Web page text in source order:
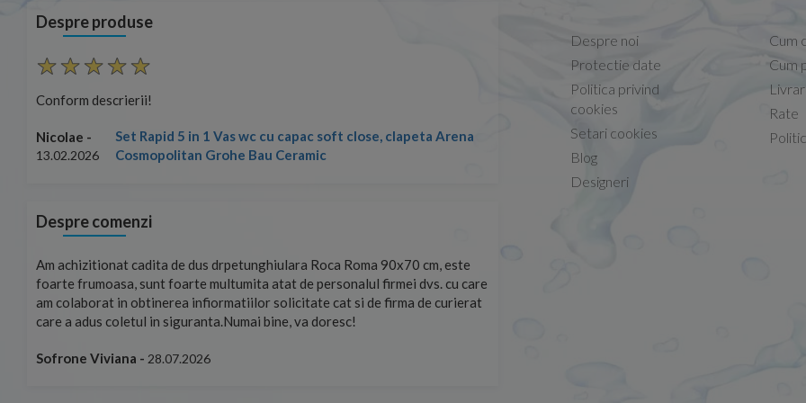
Despre produse
Conform descrierii!
Nicolae -
13.02.2026
Set Rapid 5 in 1 Vas wc cu capac soft close, clapeta Arena
Cosmopolitan Grohe Bau Ceramic
Conform descrierii!
13.02.2026
Despre comenzi
Am achizitionat cadita de dus drpetunghiulara Roca Roma 90x70 cm, este
foarte frumoasa, sunt foarte multumita atat de personalul firmei dvs. cu care
am colaborat in obtinerea infiormatiilor solicitate cat si de firma de curierat
care a adus coletul in siguranta.Numai bine, va doresc!
Sofrone Viviana - 28.07.2026
Despre noi
Protectie date
Politica privind
cookies
Setari cookies
Blog
Designeri
Cum
Cum
Rate